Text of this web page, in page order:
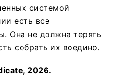
системой
есть все
Она не должна терять
собрать их воедино.
2026.